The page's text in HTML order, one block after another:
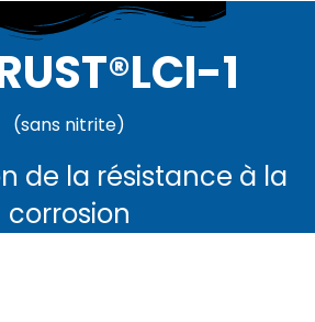
1
(sans nitrite)
de la résistance à la
corrosion